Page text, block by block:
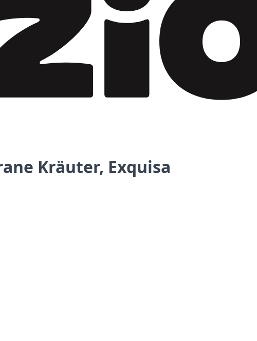
Kräuter, Exquisa